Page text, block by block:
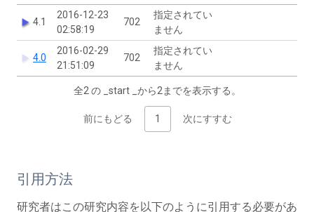
4.1
2016-12-23
02:58:19
702
指定されてい
ません
4.0
2016-02-29
21:51:09
702
指定されてい
ません
全2 の _start _から2までを表示する。
前にもどる 1 次にすすむ
引用方法
研究者はこの研究内容を以下のように引用する必要があ